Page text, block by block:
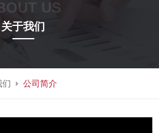
US
关于我们
们 公司简介